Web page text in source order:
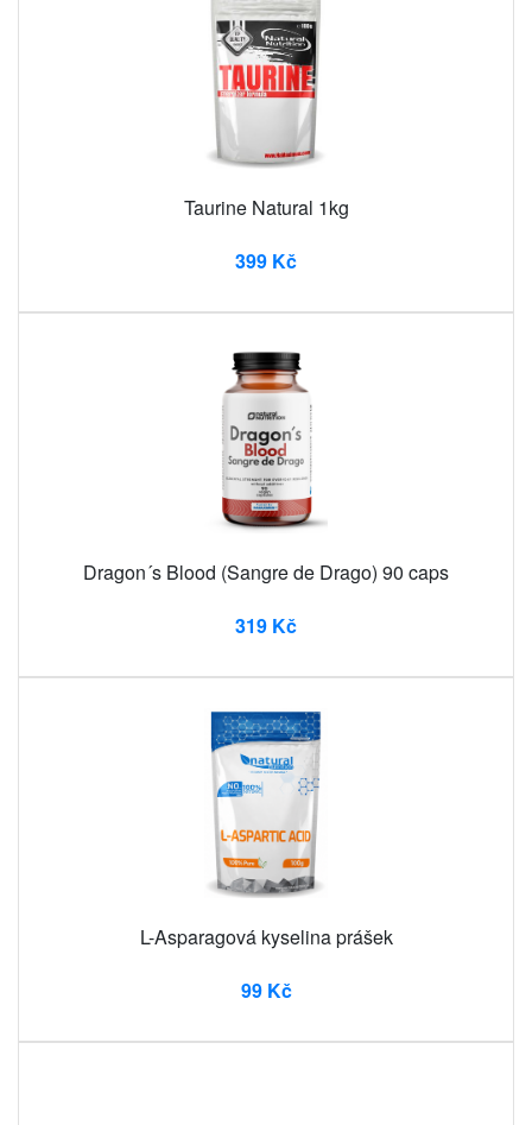
Taurine Natural 1kg
399 Kč
Dragon´s Blood (Sangre de Drago) 90 caps
319 Kč
L-Asparagová kyselina prášek
99 Kč